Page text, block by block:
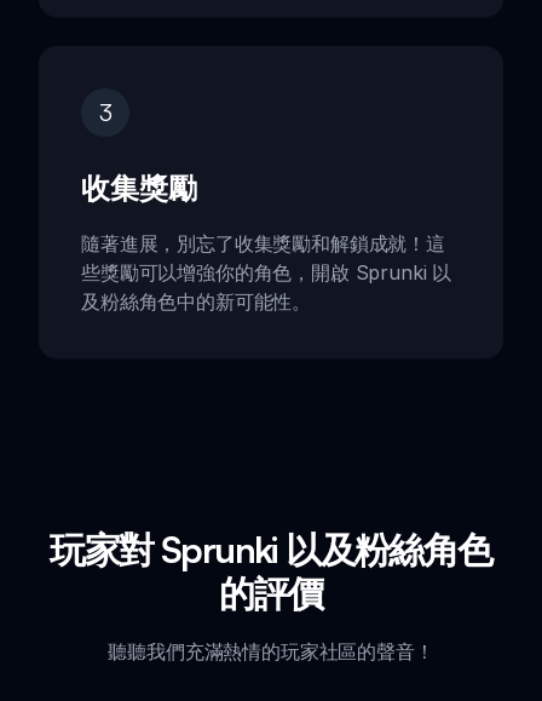
3
收集獎勵
隨著進展，別忘了收集獎勵和解鎖成就！這
些獎勵可以增強你的角色，開啟 Sprunki 以
及粉絲角色中的新可能性。
玩家對 Sprunki 以及粉絲角色
的評價
聽聽我們充滿熱情的玩家社區的聲音！